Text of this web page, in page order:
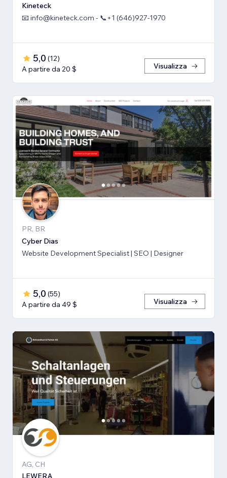
Kineteck
📧 info@kineteck.com - 📞+1 (646)927-1970
5,0 (12)
A partire da 20 $
Visualizza
PR, BR
Cyber Dias
Website Development Specialist | SEO | Designer
5,0 (55)
A partire da 49 $
Visualizza
AG, CH
LEWERA